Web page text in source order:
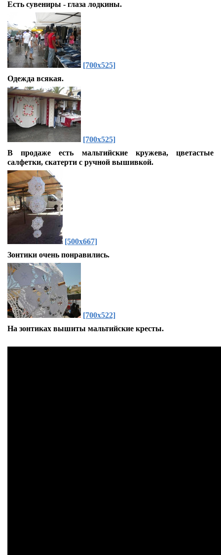
Есть сувениры - глаза лодкины.
[700x525]
Одежда всякая.
[700x525]
В продаже есть мальтийские кружева, цветастые
салфетки, скатерти с ручной вышивкой.
[500x667]
Зонтики очень понравились.
[700x522]
На зонтиках вышиты мальтийские кресты.